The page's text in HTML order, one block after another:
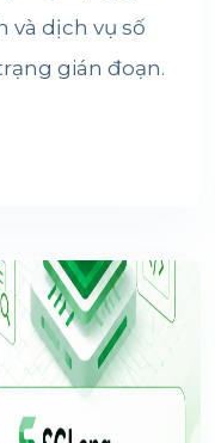
và dịch vụ số
gián đoạn.